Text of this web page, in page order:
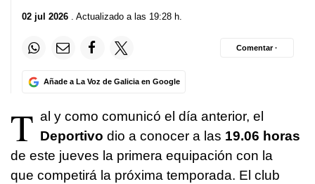
02 jul 2026 . Actualizado a las 19:28 h.
Añade a La Voz de Galicia en Google
Comentar ·
T al y como comunicó el día anterior, el
Deportivo dio a conocer a las 19.06 horas
de este jueves la primera equipación con la
que competirá la próxima temporada. El club